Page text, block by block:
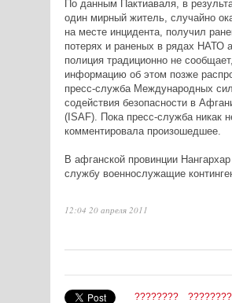
По данным Пактиаваля, в
один мирный житель, случайно
на месте инцидента, получил
потерях и раненых в рядах НАТО
полиция традиционно не сообщает,
информацию об этом позже
пресс-служба Международных сил
содействия безопасности в
(ISAF). Пока пресс-служба никак
комментировала произошедшее.
В афганской провинции Нангархар
службу военнослужащие
12:04 20 апреля 2011
???????? ????????